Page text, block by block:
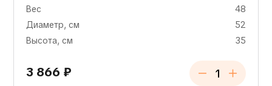
Вес
48
Диаметр, см
52
Высота, см
35
3 866 ₽